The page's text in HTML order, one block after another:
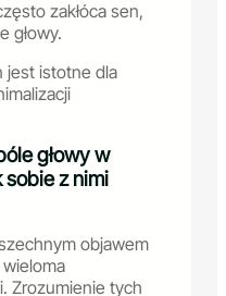
zakłóca sen,
głowy.
jest istotne dla
głowy w
z nimi
objawem
Zrozumienie tych